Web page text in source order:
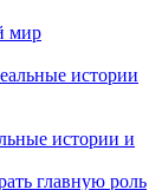
мир
истории и